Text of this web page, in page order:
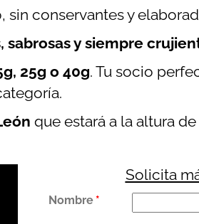
conservantes y
sabrosas y siempre
25g o 40g. Tu socio
que estará a la altura
Solicita
Nombre *